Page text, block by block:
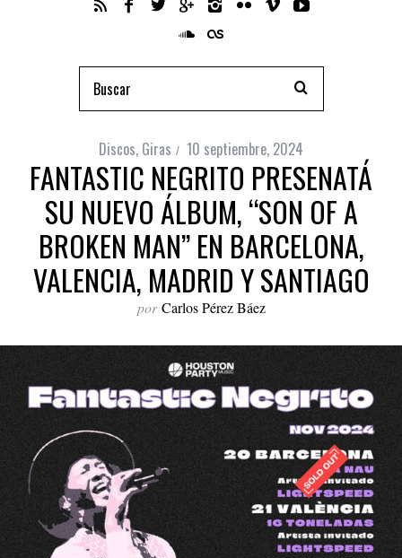
Discos, Giras 10 septiembre, 2024
FANTASTIC NEGRITO PRESENATÁ
SU NUEVO ÁLBUM, “SON OF A
BROKEN MAN” EN BARCELONA,
VALENCIA, MADRID Y SANTIAGO
por Carlos Pérez Báez